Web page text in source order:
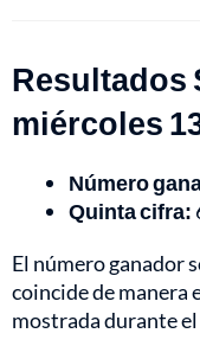
Resultados
miércoles
Número
Quinta cifra:
El número ganador
coincide de manera
mostrada durante